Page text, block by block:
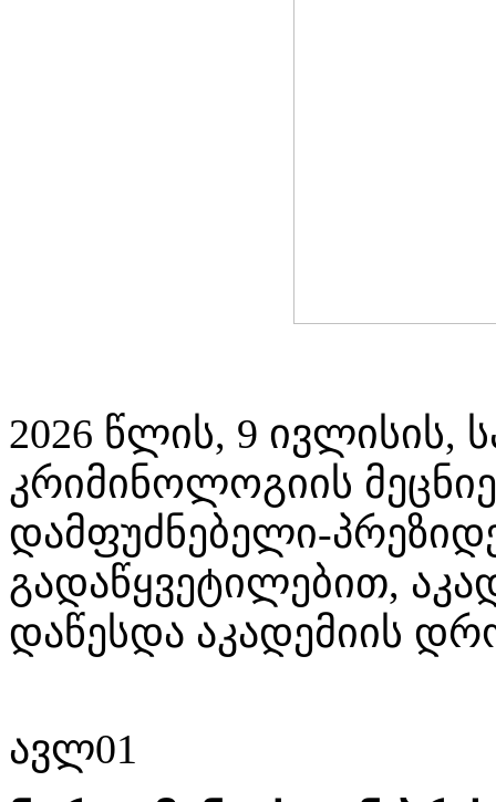
2026 წლის, 9 ივლისის,
კრიმინოლოგიის
დამფუძნებელი-
გადაწყვეტილებით,
დაწესდა აკადემიის
ავლ01